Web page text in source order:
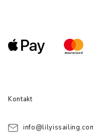
Kontakt
info@